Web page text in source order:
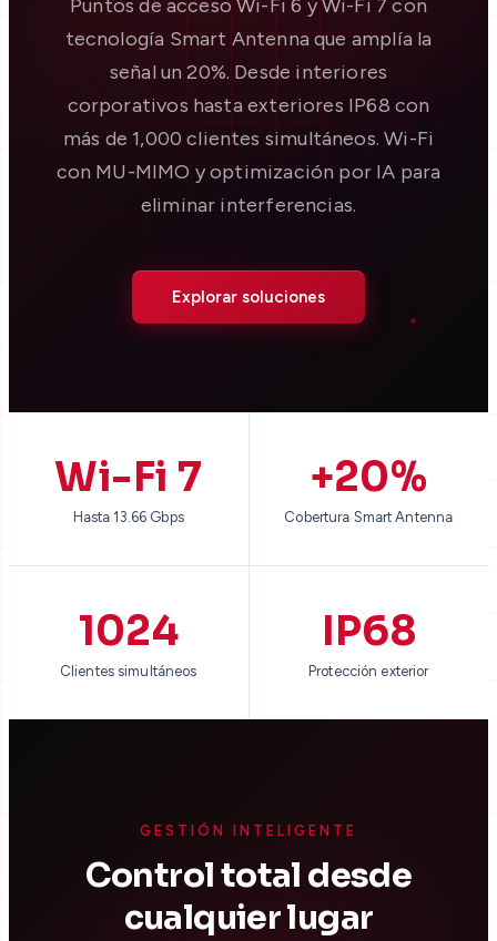
Puntos de acceso Wi-Fi 6 y Wi-Fi 7 con
tecnología Smart Antenna que amplía la
señal un 20%. Desde interiores
corporativos hasta exteriores IP68 con
más de 1,000 clientes simultáneos. Wi-Fi
con MU-MIMO y optimización por IA para
eliminar interferencias.
Explorar soluciones
Wi-Fi 7
Hasta 13.66 Gbps
+20%
Cobertura Smart Antenna
1024
Clientes simultáneos
IP68
Protección exterior
GESTIÓN INTELIGENTE
Control total desde
cualquier lugar